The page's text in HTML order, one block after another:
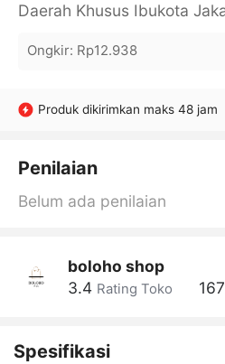
Ongkir: Rp12.938
Produk dikirimkan maks 48 jam
Penilaian
Belum ada penilaian
boloho shop
3.4 Rating Toko 167
Spesifikasi